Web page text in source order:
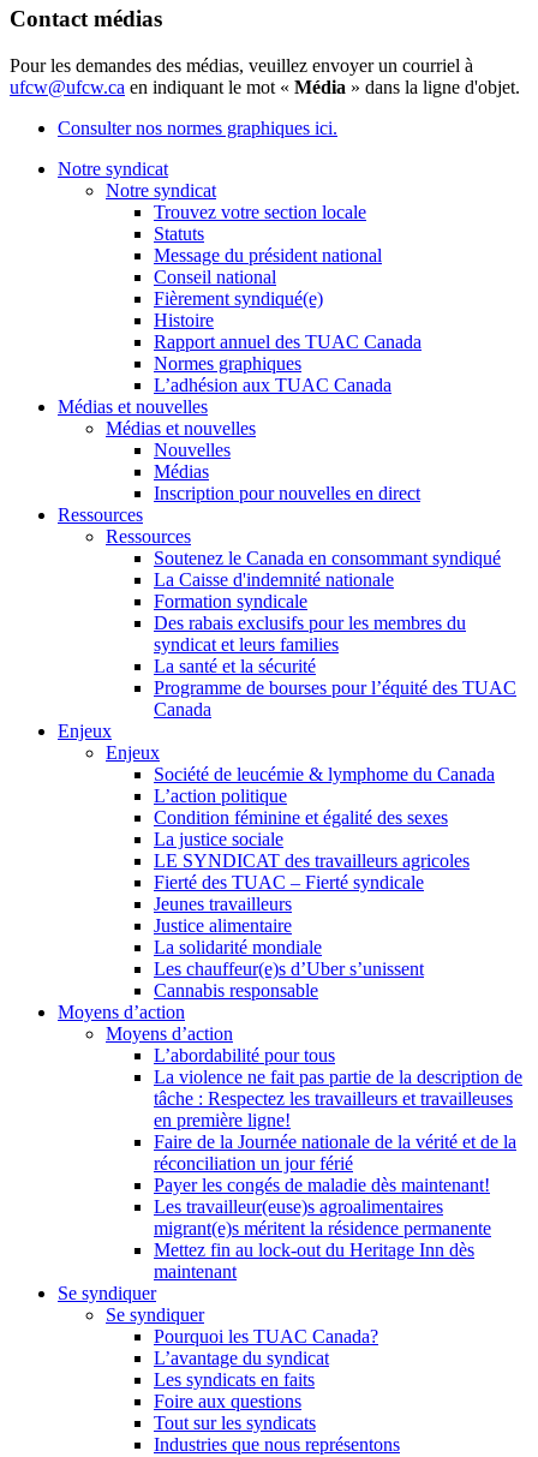
Contact médias
Pour les demandes des médias, veuillez envoyer un courriel à
ufcw@ufcw.ca en indiquant le mot « Média » dans la ligne d'objet.
Consulter nos normes graphiques ici.
Notre syndicat
Notre syndicat
Trouvez votre section locale
Statuts
Message du président national
Conseil national
Fièrement syndiqué(e)
Histoire
Rapport annuel des TUAC Canada
Normes graphiques
L’adhésion aux TUAC Canada
Médias et nouvelles
Médias et nouvelles
Nouvelles
Médias
Inscription pour nouvelles en direct
Ressources
Ressources
Soutenez le Canada en consommant syndiqué
La Caisse d'indemnité nationale
Formation syndicale
Des rabais exclusifs pour les membres du
syndicat et leurs families
La santé et la sécurité
Programme de bourses pour l’équité des TUAC
Canada
Enjeux
Enjeux
Société de leucémie & lymphome du Canada
L’action politique
Condition féminine et égalité des sexes
La justice sociale
LE SYNDICAT des travailleurs agricoles
Fierté des TUAC – Fierté syndicale
Jeunes travailleurs
Justice alimentaire
La solidarité mondiale
Les chauffeur(e)s d’Uber s’unissent
Cannabis responsable
Moyens d’action
Moyens d’action
L’abordabilité pour tous
La violence ne fait pas partie de la description de
tâche : Respectez les travailleurs et travailleuses
en première ligne!
Faire de la Journée nationale de la vérité et de la
réconciliation un jour férié
Payer les congés de maladie dès maintenant!
Les travailleur(euse)s agroalimentaires
migrant(e)s méritent la résidence permanente
Mettez fin au lock-out du Heritage Inn dès
maintenant
Se syndiquer
Se syndiquer
Pourquoi les TUAC Canada?
L’avantage du syndicat
Les syndicats en faits
Foire aux questions
Tout sur les syndicats
Industries que nous représentons